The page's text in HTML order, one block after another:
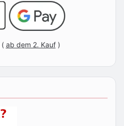
( ab dem 2. Kauf)